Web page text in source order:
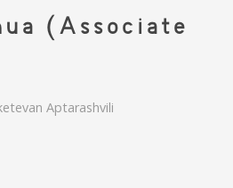
(Associate
Aptarashvili